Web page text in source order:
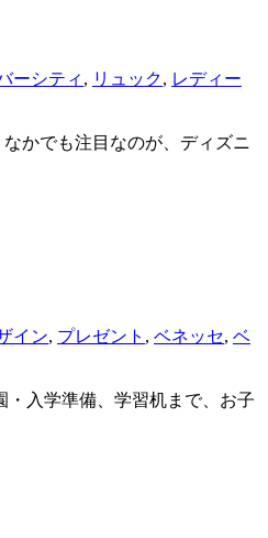
ーシティ , リュック, レディー
かでも注目なのが、ディズニ
イン, プレゼント , ベネッセ, ベ
入学準備、学習机まで、お子